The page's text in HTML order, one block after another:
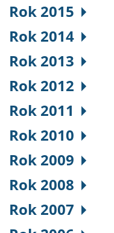
Rok 2015
Rok 2014
Rok 2013
Rok 2012
Rok 2011
Rok 2010
Rok 2009
Rok 2008
Rok 2007